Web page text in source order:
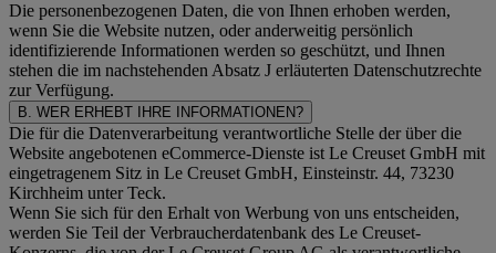
Die personenbezogenen Daten, die von Ihnen erhoben werden,
wenn Sie die Website nutzen, oder anderweitig persönlich
identifizierende Informationen werden so geschützt, und Ihnen
stehen die im nachstehenden Absatz J erläuterten Datenschutzrechte
zur Verfügung.
B. WER ERHEBT IHRE INFORMATIONEN?
Die für die Datenverarbeitung verantwortliche Stelle der über die
Website angebotenen eCommerce-Dienste ist Le Creuset GmbH mit
eingetragenem Sitz in Le Creuset GmbH, Einsteinstr. 44, 73230
Kirchheim unter Teck.
Wenn Sie sich für den Erhalt von Werbung von uns entscheiden,
werden Sie Teil der Verbraucherdatenbank des Le Creuset-